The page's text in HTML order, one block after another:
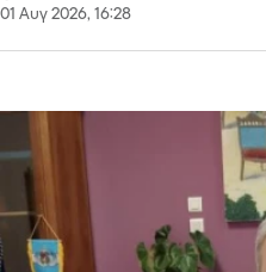
01 Αυγ 2026, 16:28